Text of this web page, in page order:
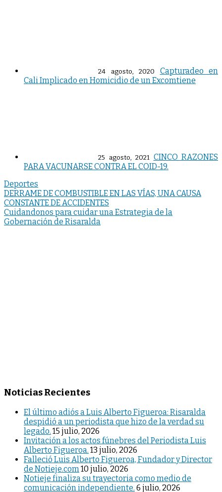
24 agosto, 2020
Capturadeo en
Cali Implicado en Homicidio de un Excomtiene
25 agosto, 2021 CINCO RAZONES
PARA VACUNARSE CONTRA EL COID-19.
Deportes
Navegación
de
entradas
DERRAME DE COMBUSTIBLE EN LAS VÍAS, UNA CAUSA
CONSTANTE DE ACCIDENTES
Cuidandonos para cuidar una Estrategia de la
Gobernación de Risaralda
Noticias Recientes
El último adiós a Luis Alberto Figueroa: Risaralda
despidió a un periodista que hizo de la verdad su
legado. 15 julio, 2026
Invitación a los actos fúnebres del Periodista Luis
Alberto Figueroa. 13 julio, 2026
Falleció Luis Alberto Figueroa, Fundador y Director
de Notieje.com 10 julio, 2026
Notieje finaliza su trayectoria como medio de
comunicación independiente. 6 julio, 2026